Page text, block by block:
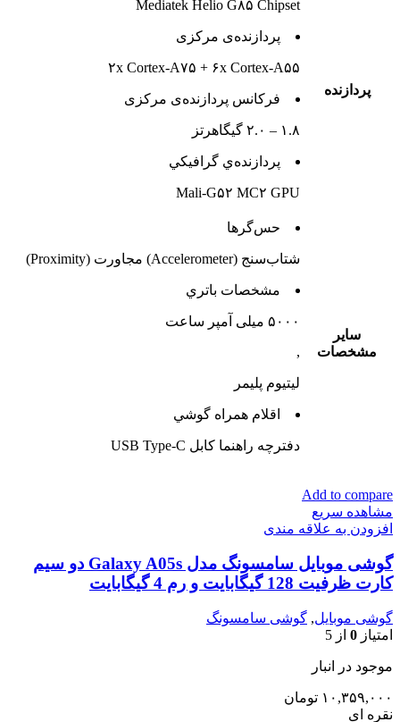
پردازنده
Mediatek Helio G۸۵ Chipset
پردازنده‌ی مرکزی
۲x Cortex-A۷۵ + ۶x Cortex-A۵۵
فرکانس پردازنده‌ی مرکزی
۱.۸ – ۲.۰ گیگاهرتز
پردازنده‌ي گرافيکي
Mali-G۵۲ MC۲ GPU
ساير
مشخصات
حس‌گرها
شتاب‌سنج (Accelerometer) مجاورت (Proximity)
مشخصات باتري
۵۰۰۰ میلی آمپر ساعت
,
لیتیوم‌ پلیمر
اقلام همراه گوشي
دفترچه‌ راهنما کابل USB Type-C
Add to compare
مشاهده سریع
افزودن به علاقه مندی
گوشی موبایل سامسونگ مدل Galaxy A05s دو سیم
کارت ظرفیت 128 گیگابایت و رم 4 گیگابایت
گوشی موبایل, گوشی سامسونگ
امتیاز 0 از 5
موجود در انبار
۱۰,۳۵۹,۰۰۰ تومان
نقره ای